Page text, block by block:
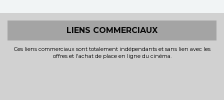
LIENS COMMERCIAUX
Ces liens commerciaux sont totalement indépendants et sans lien avec les
offres et l'achat de place en ligne du cinéma.